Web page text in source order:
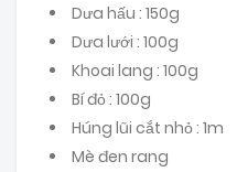
Dưa hấu : 150g
Dưa lưới : 100g
Khoai lang : 100g
Bí đỏ : 100g
Húng lũi cắt nhỏ : 1m
Mè đen rang